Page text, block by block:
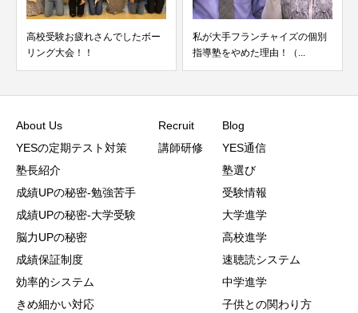
れさんでしたボー
私が大手フランチャイズの個別
指導塾をやめた理由！（...
読解力を伸ばし
適な武器が速聴
About Us
YESの定期テスト対策
塾長紹介
成績UPの秘密-勉強苦手
成績UPの秘密-大学受験
脳力UPの秘密
成績保証制度
効率的システム
きめ細かい対応
Recruit
講師研修
Blog
YES通信
塾選び
受験情報
大学進学
高校進学
速聴読システム
中学進学
子供との関わり方